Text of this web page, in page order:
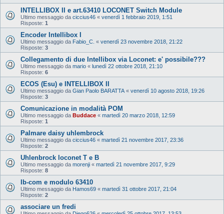
INTELLIBOX II e art.63410 LOCONET Switch Module
Ultimo messaggio da ciccius46 « venerdì 1 febbraio 2019, 1:51
Risposte: 1
Encoder Intellibox I
Ultimo messaggio da Fabio_C. « venerdì 23 novembre 2018, 21:22
Risposte: 3
Collegamento di due Intellibox via Loconet: e' possibile???
Ultimo messaggio da mario « lunedì 22 ottobre 2018, 21:10
Risposte: 6
ECOS (Esu) e INTELLIBOX II
Ultimo messaggio da Gian Paolo BARATTA « venerdì 10 agosto 2018, 19:26
Risposte: 3
Comunicazione in modalità POM
Ultimo messaggio da Buddace « martedì 20 marzo 2018, 12:59
Risposte: 1
Palmare daisy uhlembrock
Ultimo messaggio da ciccius46 « martedì 21 novembre 2017, 23:36
Risposte: 2
Uhlenbrock loconet T e B
Ultimo messaggio da morenji « martedì 21 novembre 2017, 9:29
Risposte: 8
Ib-com e modulo 63410
Ultimo messaggio da Hamos69 « martedì 31 ottobre 2017, 21:04
Risposte: 2
associare un fredi